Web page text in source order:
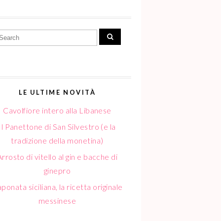
LE ULTIME NOVITÀ
Cavolfiore intero alla Libanese
Panettone di San Silvestro (e la
tradizione della monetina)
di vitello al gin e bacche di
ginepro
siciliana, la ricetta originale
messinese